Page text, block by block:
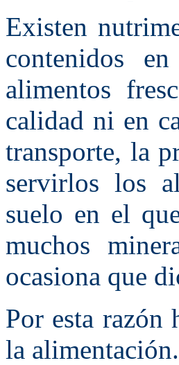
Existen
contenidos
alimentos
calidad ni en
transporte, la
servirlos los
suelo en el
muchos
ocasiona que
Por esta
la alimentación.